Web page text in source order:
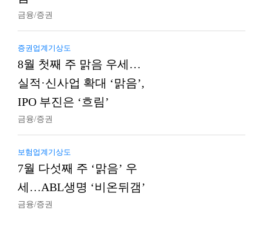
금융/증권
증권업계기상도
8월 첫째 주 맑음 우세…
실적·신사업 확대 ‘맑음’,
IPO 부진은 ‘흐림’
금융/증권
보험업계기상도
7월 다섯째 주 ‘맑음’ 우
세…ABL생명 ‘비온뒤갬’
금융/증권